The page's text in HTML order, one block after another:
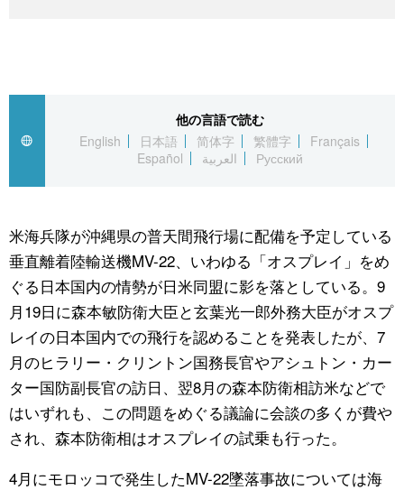
お知らせ
公式SNS
他の言語で読む
English
日本語 简体字 繁體字
Français
Español
العربية Русский
米海兵隊が沖縄県の普天間飛行場に配備を予定している
垂直離着陸輸送機MV-22、いわゆる「オスプレイ」をめ
ぐる日本国内の情勢が日米同盟に影を落としている。9
月19日に森本敏防衛大臣と玄葉光一郎外務大臣がオスプ
レイの日本国内での飛行を認めることを発表したが、7
月のヒラリー・クリントン国務長官やアシュトン・カー
ター国防副長官の訪日、翌8月の森本防衛相訪米などで
はいずれも、この問題をめぐる議論に会談の多くが費や
され、森本防衛相はオスプレイの試乗も行った。
4月にモロッコで発生したMV-22墜落事故については海